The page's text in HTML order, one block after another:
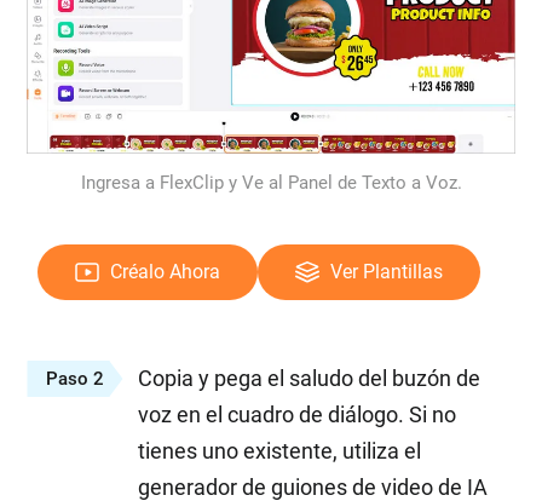
Ingresa a FlexClip y Ve al Panel de Texto a Voz.
Créalo Ahora Ver Plantillas
Paso 2
Copia y pega el saludo del buzón de
voz en el cuadro de diálogo. Si no
tienes uno existente, utiliza el
generador de guiones de video de IA